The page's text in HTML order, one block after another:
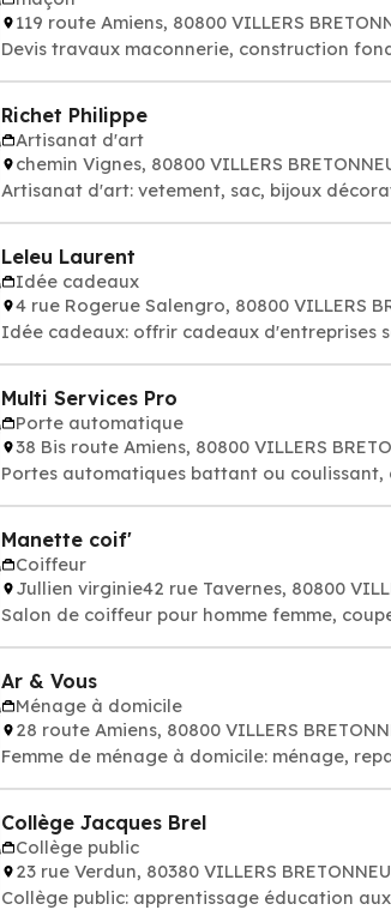
119 route Amiens, 80800 VILLERS
Devis travaux maconnerie, construction
Richet Philippe
Artisanat d'art
chemin Vignes, 80800 VILLERS
Artisanat d'art: vetement, sac, bijoux
Leleu Laurent
Idée cadeaux
4 rue Rogerue Salengro, 80800 VILLERS
Idée cadeaux: offrir cadeaux d'entreprises
Multi Services Pro
Porte automatique
38 Bis route Amiens, 80800 VILLERS
Portes automatiques battant ou
Manette coif'
Coiffeur
Jullien virginie42 rue Tavernes, 80800
Salon de coiffeur pour homme femme,
Ar & Vous
Ménage à domicile
28 route Amiens, 80800 VILLERS
Femme de ménage à domicile: ménage,
Collège Jacques Brel
Collège public
23 rue Verdun, 80380 VILLERS